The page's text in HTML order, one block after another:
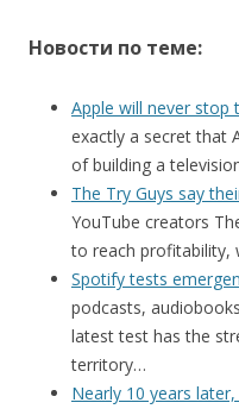
Новости по теме:
Apple will never stop
exactly a secret that
of building a
The Try Guys say
YouTube creators
to reach profitability,
Spotify tests
podcasts,
latest test has the
territory…
Nearly 10 years